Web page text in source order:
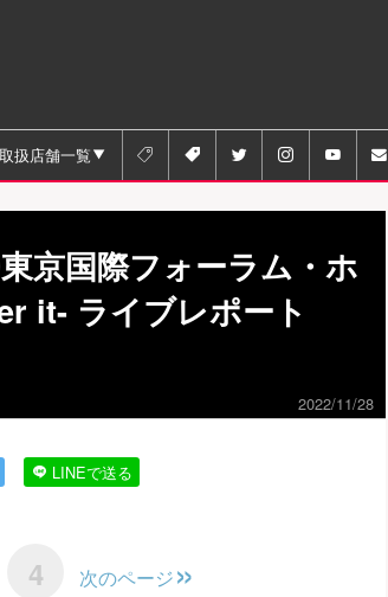
取扱店舗一覧      
京国際フォーラム・ホ
it- ライブレポート
2022/11/28
LINEで送る
4 次のページ